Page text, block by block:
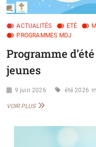
ACTUALITÉS ETÉ
PROGRAMMES MDJ
Programme
jeunes
9 juin 2026 été 2026
VOIR PLUSPROGRAMME